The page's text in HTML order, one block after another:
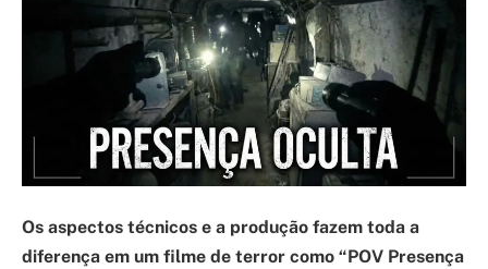
Os aspectos técnicos e a produção fazem toda a
diferença em um filme de terror como “POV Presença